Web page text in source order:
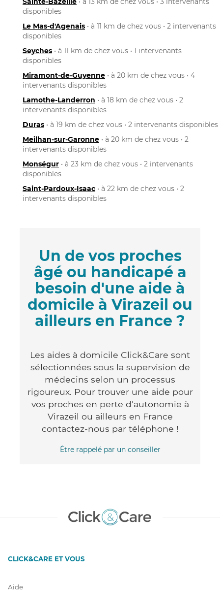
disponibles
Le Mas-d'Agenais • à 11 km de chez vous • 2 intervenants
disponibles
Seyches • à 11 km de chez vous • 1 intervenants
disponibles
Miramont-de-Guyenne • à 20 km de chez vous • 4
intervenants disponibles
Lamothe-Landerron • à 18 km de chez vous • 2
intervenants disponibles
Duras • à 19 km de chez vous • 2 intervenants disponibles
Meilhan-sur-Garonne • à 20 km de chez vous • 2
intervenants disponibles
Monségur • à 23 km de chez vous • 2 intervenants
disponibles
Saint-Pardoux-Isaac • à 22 km de chez vous • 2
intervenants disponibles
Un de vos proches
âgé ou handicapé a
besoin d'une aide à
domicile à Virazeil ou
ailleurs en France ?
Les aides à domicile Click&Care sont
sélectionnées sous la supervision de
médecins selon un processus
rigoureux. Pour trouver une aide pour
vos proches en perte d'autonomie à
Virazeil ou ailleurs en France
contactez-nous par téléphone !
Être rappelé par un conseiller
CLICK&CARE ET VOUS
Aide